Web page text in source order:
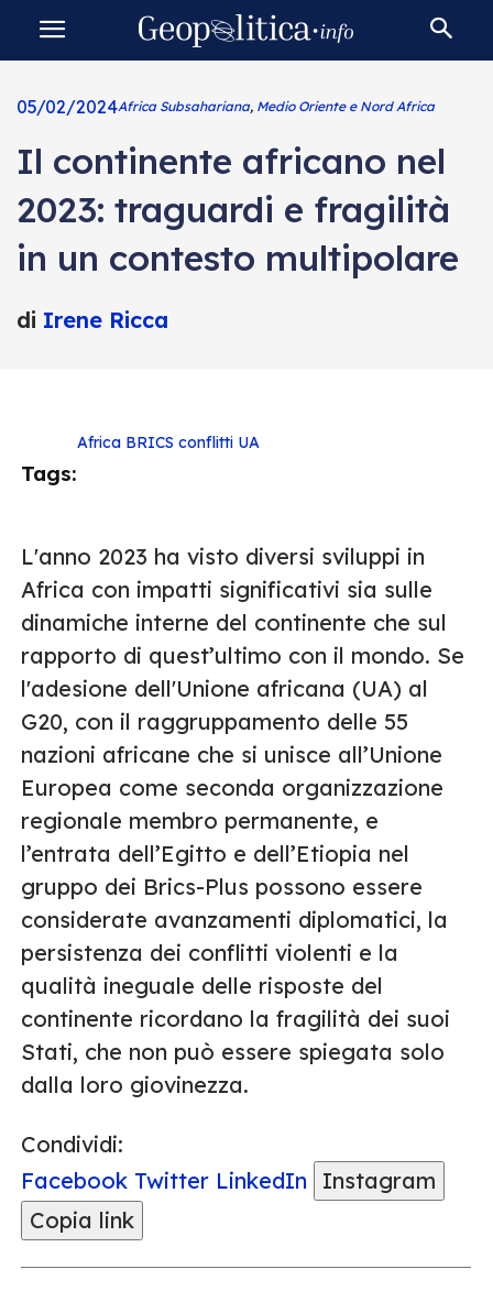
05/02/2024Africa Subsahariana, Medio Oriente e Nord Africa
Il continente africano nel
2023: traguardi e fragilità
in un contesto multipolare
di Irene Ricca
Tags:
Africa BRICS conflitti UA
L'anno 2023 ha visto diversi sviluppi in
Africa con impatti significativi sia sulle
dinamiche interne del continente che sul
rapporto di quest’ultimo con il mondo. Se
l'adesione dell'Unione africana (UA) al
G20, con il raggruppamento delle 55
nazioni africane che si unisce all’Unione
Europea come seconda organizzazione
regionale membro permanente, e
l’entrata dell’Egitto e dell’Etiopia nel
gruppo dei Brics-Plus possono essere
considerate avanzamenti diplomatici, la
persistenza dei conflitti violenti e la
qualità ineguale delle risposte del
continente ricordano la fragilità dei suoi
Stati, che non può essere spiegata solo
dalla loro giovinezza.
Condividi:
Facebook Twitter LinkedIn
Instagram
Copia link